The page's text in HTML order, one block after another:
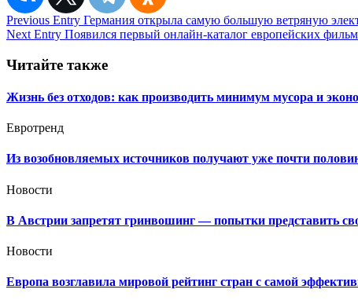
Навигация
по
записям
Previous Entry Германия открыла самую большую ветряную
Next Entry Появился первый онлайн-каталог европейских
Читайте также
Жизнь без отходов: как производить минимум мусора и
Евротренд
Из возобновляемых источников получают уже почти
Новости
В Австрии запретят гринвошинг — попытки представить
Новости
Европа возглавила мировой рейтинг стран с самой